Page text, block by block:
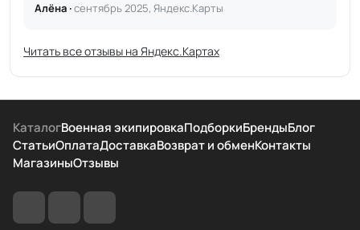
Алёна ·сентябрь 2025, Яндекс.Карты
Читать все отзывы на Яндекс.Картах
КаталогВоенная экипировкаПодборкиБрендыБлог
СтатьиОплатаДоставкаВозврат и обменКонтакты
МагазиныОтзывы